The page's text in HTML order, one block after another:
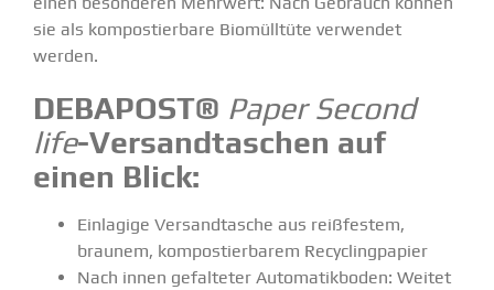
sie als kompos­tierbare Biomülltüte verwendet
werden.
DEBAPOST® Paper Second
life-Versand­ta­schen auf
einen Blick:
Einlagige Versand­tasche aus reißfestem,
braunem, kompos­tier­barem Recycling­papier
Nach innen gefal­teter Automa­tik­boden: Weitet